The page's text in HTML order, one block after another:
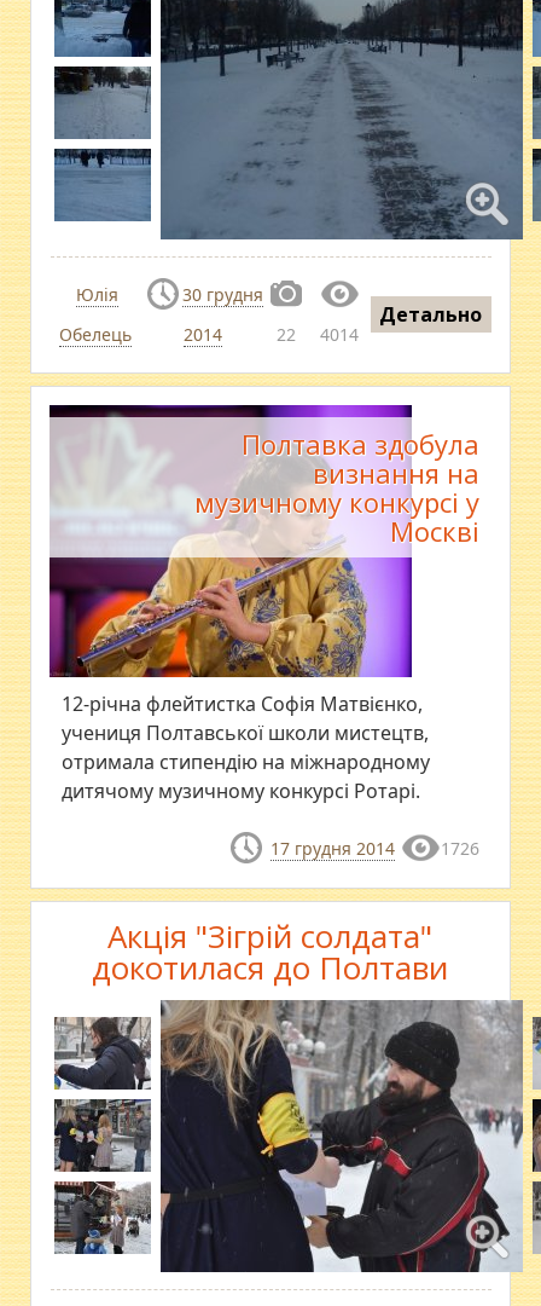
Юлія
Обелець
30 грудня
2014
22 4014
Детально
Полтавка здобула
визнання на
музичному конкурсі у
Москві
12-річна флейтистка Софія Матвієнко,
учениця Полтавської школи мистецтв,
отримала стипендію на міжнародному
дитячому музичному конкурсі Ротарі.
17 грудня 2014 1726
Акція "Зігрій солдата"
докотилася до Полтави